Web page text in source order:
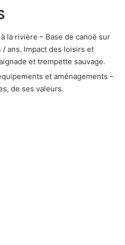
la rivière – Base de canoë sur
ans. Impact des loisirs et
et trempette sauvage.
et aménagements –
de ses valeurs.